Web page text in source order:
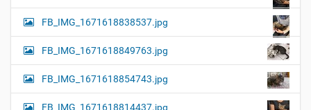
FB_IMG_1671618838537.jpg
FB_IMG_1671618849763.jpg
FB_IMG_1671618854743.jpg
FB_IMG_1671618814437.jpg